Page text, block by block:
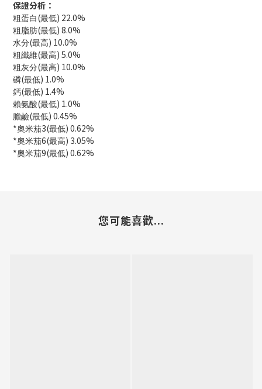
保證分析：
粗蛋白(最低) 22.0%
粗脂肪(最低) 8.0%
水分(最高) 10.0%
粗纖維(最高) 5.0%
粗灰分(最高) 10.0%
磷(最低) 1.0%
鈣(最低) 1.4%
賴氨酸(最低) 1.0%
膽鹼(最低) 0.45%
*奧米茄3(最低) 0.62%
*奧米茄6(最高) 3.05%
*奧米茄9(最低) 0.62%
您可能喜歡...